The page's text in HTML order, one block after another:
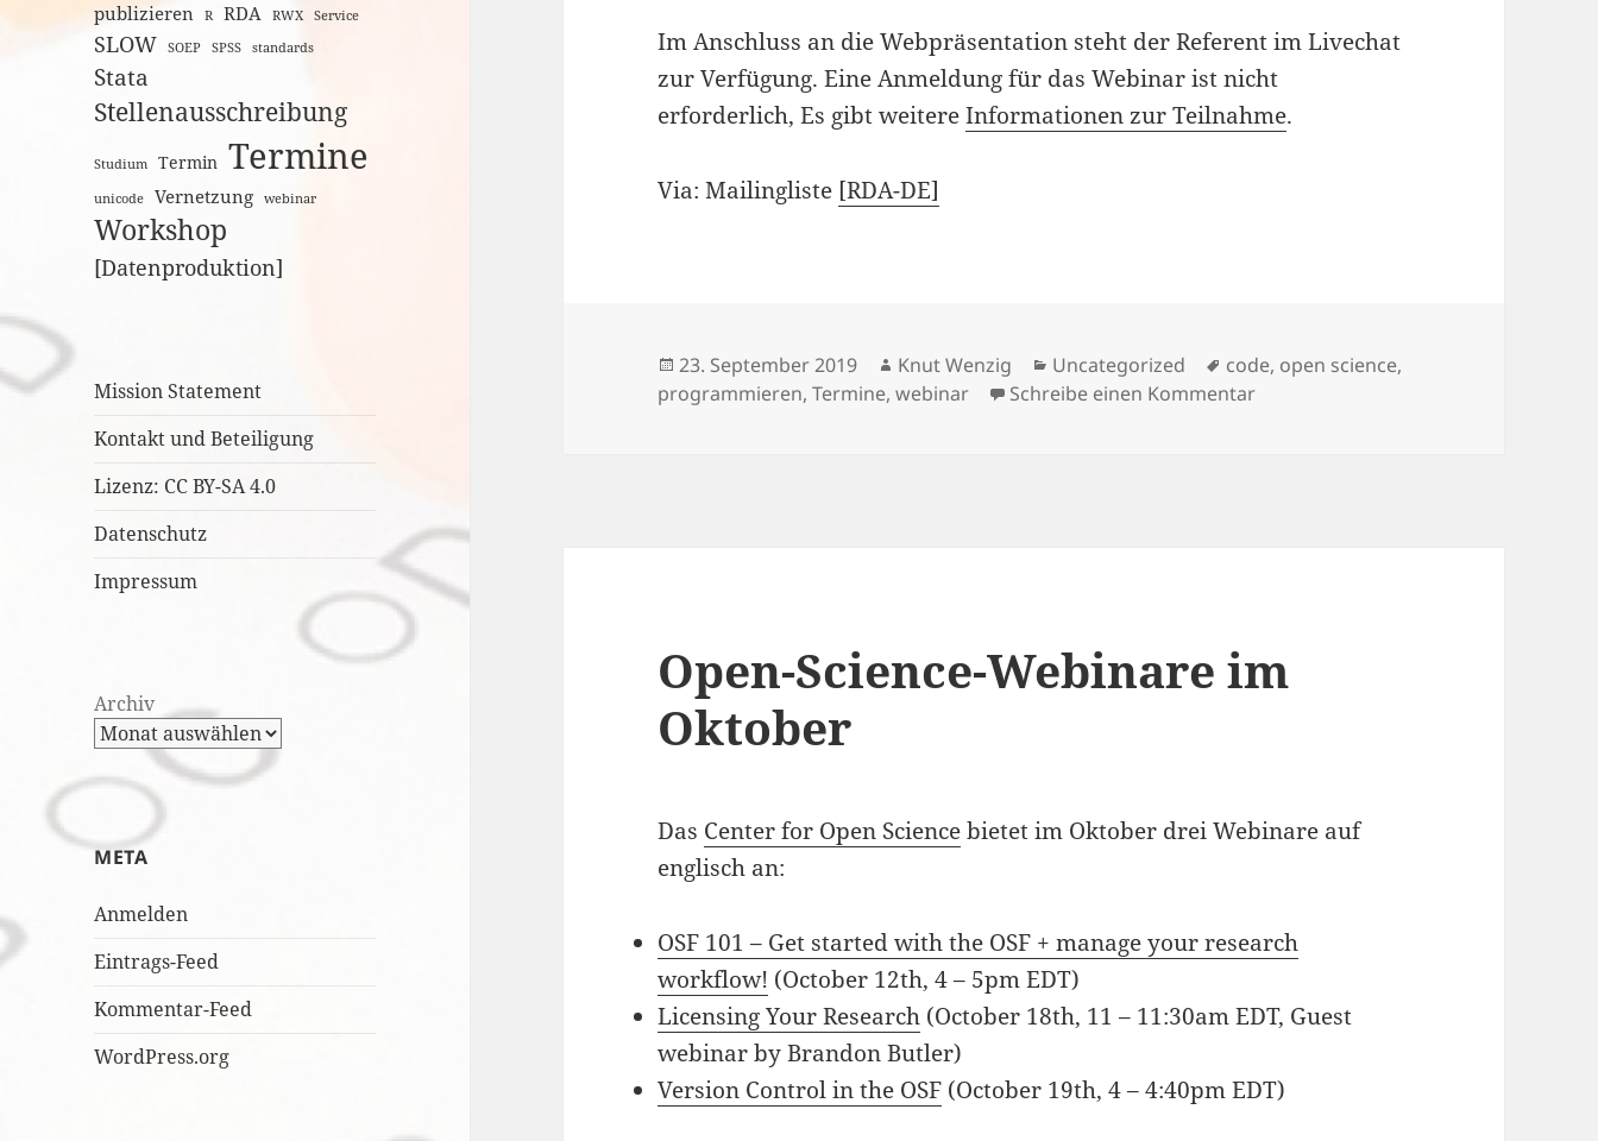
publizieren R RDA RWX Service
SLOW SOEP SPSS standards
Stata
Stellenausschreibung
Studium Termin Termine
unicode Vernetzung webinar
Workshop
[Datenproduktion]
Mission Statement
Kontakt und Beteiligung
Lizenz: CC BY-SA 4.0
Datenschutz
Impressum
Archiv
META
Anmelden
Eintrags-Feed
Kommentar-Feed
WordPress.org
Im Anschluss an die Webpräsentation steht der Referent im Livechat
zur Verfügung. Eine Anmeldung für das Webinar ist nicht
erforderlich, Es gibt weitereInformationen zur Teilnahme.
Via: Mailingliste [RDA-DE]
Veröffentlicht
am
23. September 2019 Autor
Knut Wenzig Kategorien
Uncategorized Schlagwörter
code, open science,
programmieren,Termine,webinar Schreibe einen Kommentarzu How to make statistical analysis
Open-Science-Webinare im
Oktober
Das Center for Open Sciencebietet im Oktober drei Webinare auf
englisch an:
OSF 101 – Get started with the OSF + manage your research
workflow! (October 12th, 4 – 5pm EDT)
Licensing Your Research (October 18th, 11 – 11:30am EDT, Guest
webinar by Brandon Butler)
Version Control in the OSF (October 19th, 4 – 4:40pm EDT)